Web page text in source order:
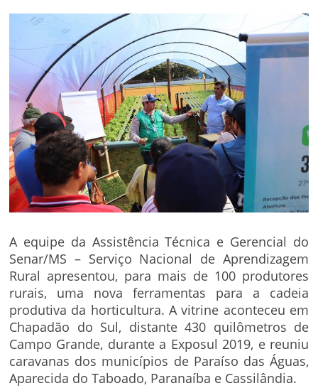
A equipe da Assistência Técnica e Gerencial do
Senar/MS – Serviço Nacional de Aprendizagem
Rural apresentou, para mais de 100 produtores
rurais, uma nova ferramentas para a cadeia
produtiva da horticultura. A vitrine aconteceu em
Chapadão do Sul, distante 430 quilômetros de
Campo Grande, durante a Exposul 2019, e reuniu
caravanas dos municípios de Paraíso das Águas,
Aparecida do Taboado, Paranaíba e Cassilândia.